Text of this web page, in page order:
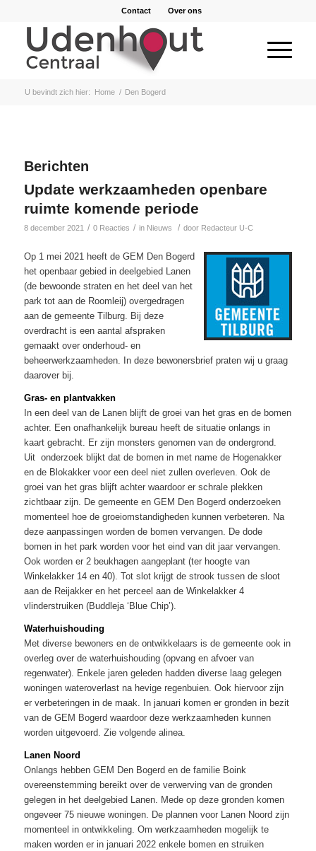
Contact Over ons
U bevindt zich hier: Home / Den Bogerd
Berichten
Update werkzaamheden openbare
ruimte komende periode
8 december 2021 / 0 Reacties / in Nieuws / door Redacteur U-C
Op 1 mei 2021 heeft de GEM Den Bogerd
het openbaar gebied in deelgebied Lanen
(de bewoonde straten en het deel van het
park tot aan de Roomleij) overgedragen
aan de gemeente Tilburg. Bij deze
overdracht is een aantal afspraken
gemaakt over onderhoud- en
beheerwerkzaamheden. In deze bewonersbrief praten wij u graag
daarover bij.
Gras- en plantvakken
In een deel van de Lanen blijft de groei van het gras en de bomen
achter. Een onafhankelijk bureau heeft de situatie onlangs in
kaart gebracht. Er zijn monsters genomen van de ondergrond.
Uit onderzoek blijkt dat de bomen in met name de Hogenakker
en de Blokakker voor een deel niet zullen overleven. Ook de
groei van het gras blijft achter waardoor er schrale plekken
zichtbaar zijn. De gemeente en GEM Den Bogerd onderzoeken
momenteel hoe de groeiomstandigheden kunnen verbeteren. Na
deze aanpassingen worden de bomen vervangen. De dode
bomen in het park worden voor het eind van dit jaar vervangen.
Ook worden er 2 beukhagen aangeplant (ter hoogte van
Winkelakker 14 en 40). Tot slot krijgt de strook tussen de sloot
aan de Reijakker en het perceel aan de Winkelakker 4
vlinderstruiken (Buddleja ‘Blue Chip’).
Waterhuishouding
Met diverse bewoners en de ontwikkelaars is de gemeente ook in
overleg over de waterhuishouding (opvang en afvoer van
regenwater). Enkele jaren geleden hadden diverse laag gelegen
woningen wateroverlast na hevige regenbuien. Ook hiervoor zijn
er verbeteringen in de maak. In januari komen er gronden in bezit
van de GEM Bogerd waardoor deze werkzaamheden kunnen
worden uitgevoerd. Zie volgende alinea.
Lanen Noord
Onlangs hebben GEM Den Bogerd en de familie Boink
overeenstemming bereikt over de verwerving van de gronden
gelegen in het deelgebied Lanen. Mede op deze gronden komen
ongeveer 75 nieuwe woningen. De plannen voor Lanen Noord zijn
momenteel in ontwikkeling. Om werkzaamheden mogelijk te
maken worden er in januari 2022 enkele bomen en struiken